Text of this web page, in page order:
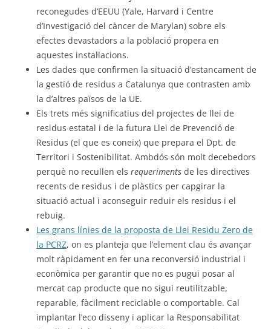
reconegudes d’EEUU (Yale, Harvard i Centre
d’Investigació del càncer de Marylan) sobre els
efectes devastadors a la població propera en
aquestes instal·lacions.
Les dades que confirmen la situació d’estancament de
la gestió de residus a Catalunya que contrasten amb
la d’altres països de la UE.
Els trets més significatius del projectes de llei de
residus estatal i de la futura Llei de Prevenció de
Residus (el que es coneix) que prepara el Dpt. de
Territori i Sostenibilitat. Ambdós són molt decebedors
perquè no recullen els requeriments de les directives
recents de residus i de plàstics per capgirar la
situació actual i aconseguir reduir els residus i el
rebuig.
Les grans línies de la proposta de Llei Residu Zero de
la PCRZ, on es planteja que l’element clau és avançar
molt ràpidament en fer una reconversió industrial i
econòmica per garantir que no es pugui posar al
mercat cap producte que no sigui reutilitzable,
reparable, fàcilment reciclable o comportable. Cal
implantar l’eco disseny i aplicar la Responsabilitat